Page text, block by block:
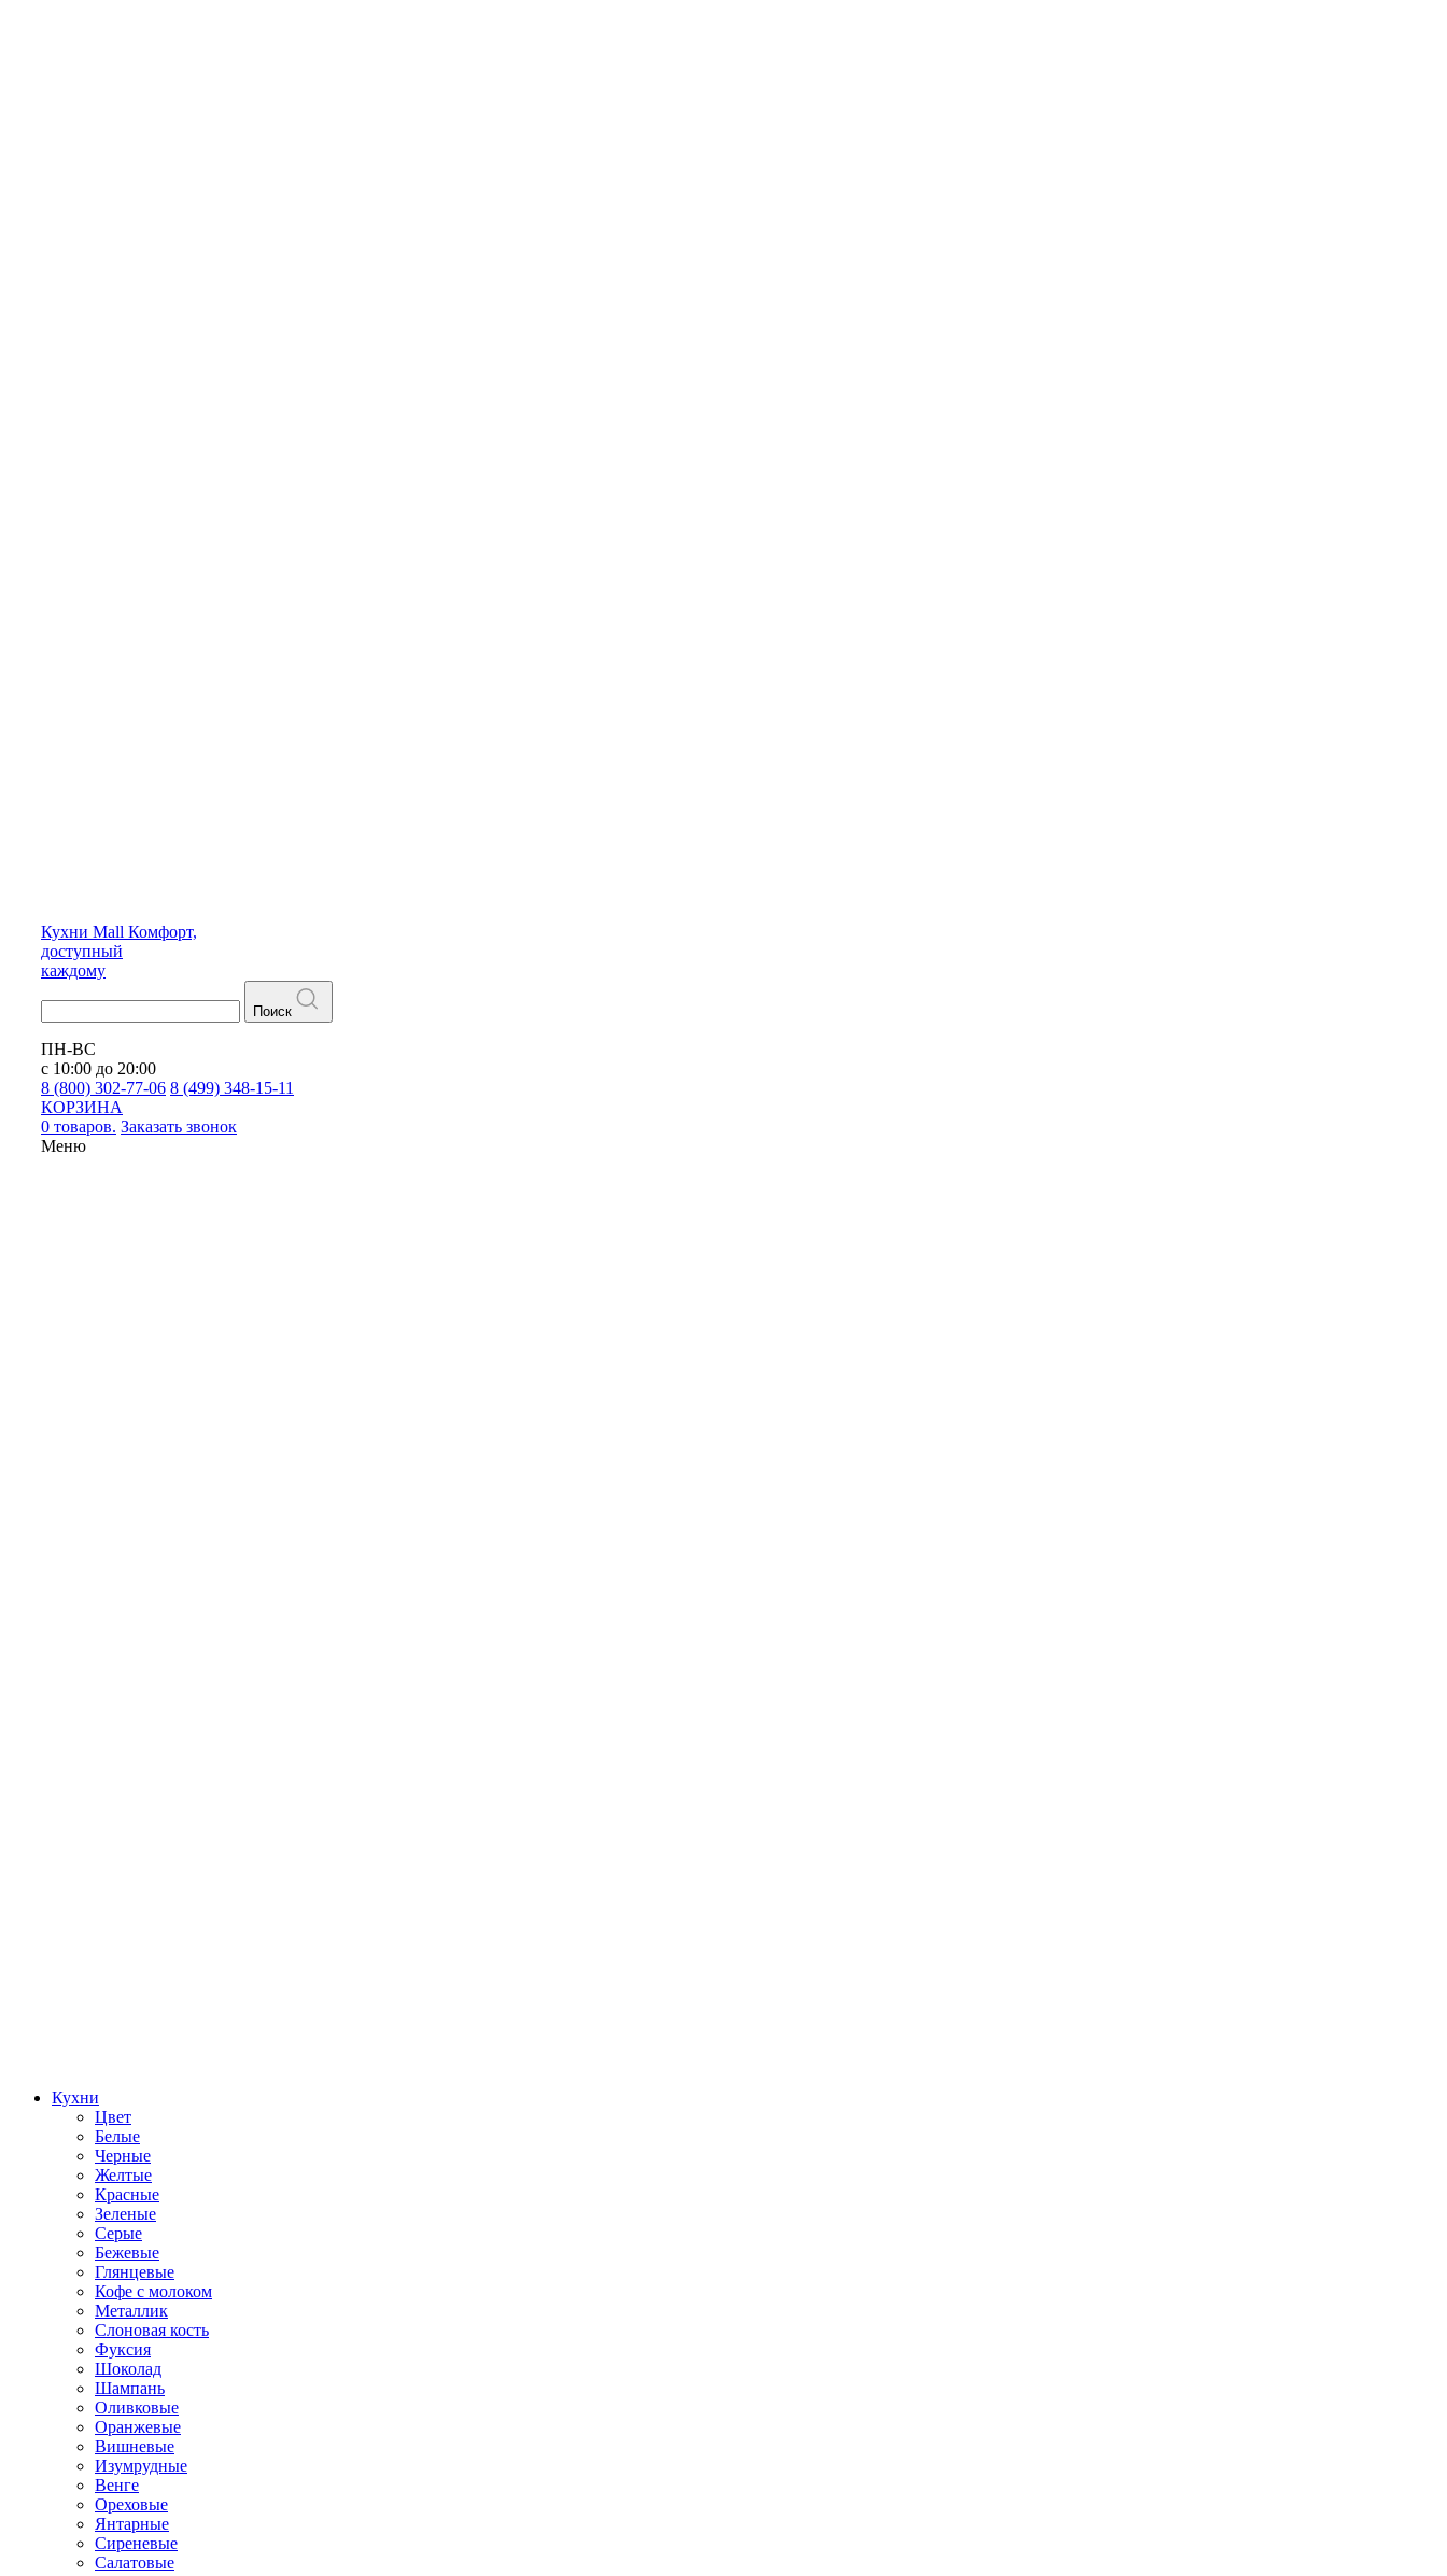
Кухни Mall Комфорт,
доступный
каждому
Поиск
ПН-ВС
с 10:00 до 20:00
8 (800) 302-77-06 8 (499) 348-15-11
КОРЗИНА
0 товаров. Заказать звонок
Меню
Кухни
Цвет
Белые
Черные
Желтые
Красные
Зеленые
Серые
Бежевые
Глянцевые
Кофе с молоком
Металлик
Слоновая кость
Фуксия
Шоколад
Шампань
Оливковые
Оранжевые
Вишневые
Изумрудные
Венге
Ореховые
Янтарные
Сиреневые
Салатовые